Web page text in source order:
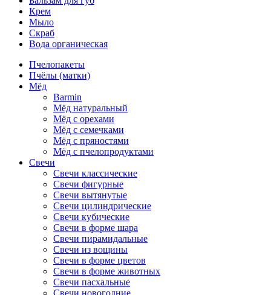
Крем
Мыло
Скраб
Вода органическая
Пчелопакеты
Пчёлы (матки)
Мёд
Barmin
Мёд натуральный
Мёд с орехами
Мёд с семечками
Мёд с пряностями
Мёд с пчелопродуктами
Свечи
Свечи классические
Свечи фигурные
Свечи вытянутые
Свечи цилиндрические
Свечи кубические
Свечи в форме шара
Свечи пирамидальные
Свечи из вощины
Свечи в форме цветов
Свечи в форме животных
Свечи пасхальные
Свечи новогодние